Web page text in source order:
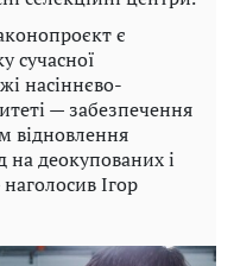
є
сучасної
насіннєво-
— забезпечення
відновлення
на деокупованих і
Ігор